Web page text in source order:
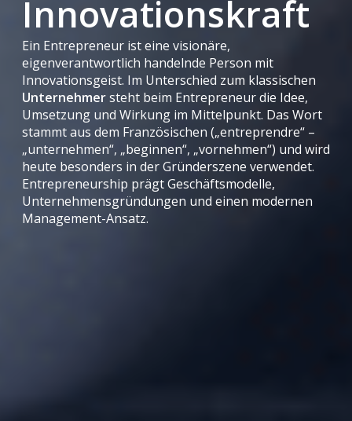
Innovationskraft
Ein Entrepreneur ist eine visionäre,
eigenverantwortlich handelnde Person mit
Innovationsgeist. Im Unterschied zum klassischen
Unternehmersteht beim Entrepreneur die Idee,
Umsetzung und Wirkung im Mittelpunkt. Das Wort
stammt aus dem Französischen („entreprendre“ –
„unternehmen“, „beginnen“, „vornehmen“) und wird
heute besonders in der Gründerszene verwendet.
Entrepreneurship prägt Geschäftsmodelle,
Unternehmensgründungen und einen modernen
Management-Ansatz.